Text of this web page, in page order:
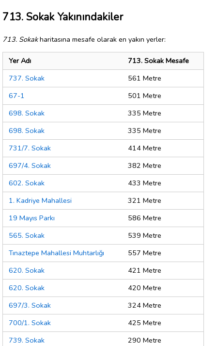
713. Sokak Yakınındakiler
713. Sokakharitasına mesafe olarak en yakın yerler:
Yer Adı
713. Sokak Mesafe
737. Sokak
561 Metre
67-1
501 Metre
698. Sokak
335 Metre
698. Sokak
335 Metre
731/7. Sokak
414 Metre
697/4. Sokak
382 Metre
602. Sokak
433 Metre
1. Kadriye Mahallesi
321 Metre
19 Mayıs Parkı
586 Metre
565. Sokak
539 Metre
Tınaztepe Mahallesi Muhtarlığı
557 Metre
620. Sokak
421 Metre
620. Sokak
420 Metre
697/3. Sokak
324 Metre
700/1. Sokak
425 Metre
739. Sokak
290 Metre